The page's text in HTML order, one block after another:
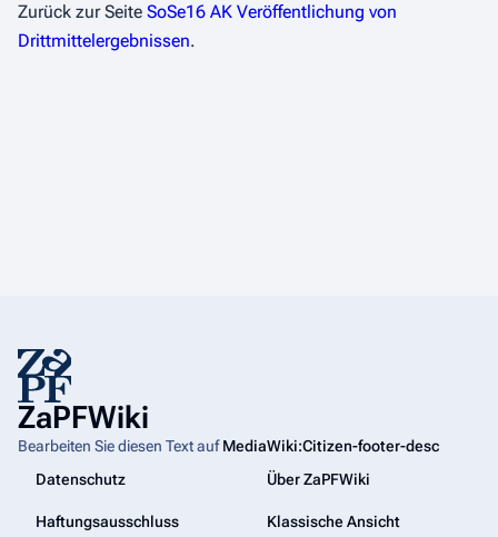
Zurück zur Seite SoSe16 AK Veröffentlichung von
Drittmittelergebnissen.
ZaPFWiki
Bearbeiten Sie diesen Text aufMediaWiki:Citizen-footer-desc
Datenschutz
Über ZaPFWiki
Haftungsausschluss Klassische Ansicht